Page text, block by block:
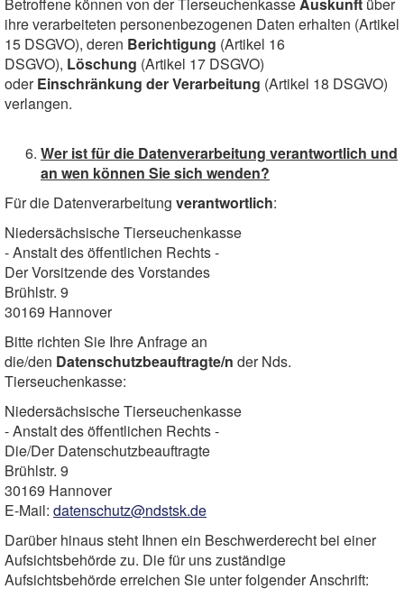
ihre verarbeiteten personenbezogenen Daten erhalten (Artikel
15 DSGVO), deren Berichtigung (Artikel 16
DSGVO), Löschung (Artikel 17 DSGVO)
oderEinschränkung der Verarbeitung (Artikel 18 DSGVO)
verlangen.
Wer ist für die Datenverarbeitung verantwortlich und
an wen können Sie sich wenden?
Für die Datenverarbeitung verantwortlich:
Niedersächsische Tierseuchenkasse
- Anstalt des öffentlichen Rechts -
Der Vorsitzende des Vorstandes
Brühlstr. 9
30169 Hannover
Bitte richten Sie Ihre Anfrage an
die/den Datenschutzbeauftragte/n der Nds.
Tierseuchenkasse:
Niedersächsische Tierseuchenkasse
- Anstalt des öffentlichen Rechts -
Die/Der Datenschutzbeauftragte
Brühlstr. 9
30169 Hannover
E-Mail: datenschutz@ndstsk.de
Darüber hinaus steht Ihnen ein Beschwerderecht bei einer
Aufsichtsbehörde zu. Die für uns zuständige
Aufsichtsbehörde erreichen Sie unter folgender Anschrift: